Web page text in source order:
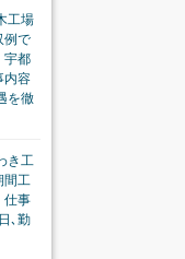
工場
例で
宇都
内容
を徹
き工
間工
仕事
､勤